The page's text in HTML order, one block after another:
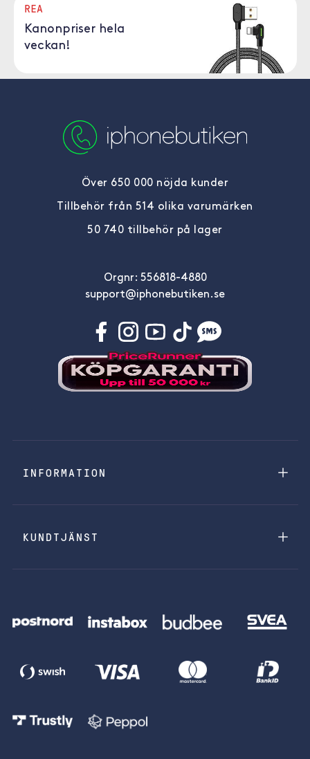
REA
Kanonpriser hela
veckan!
Över 650 000 nöjda kunder
Tillbehör från 514 olika varumärken
50 740 tillbehör på lager
Orgnr: 556818-4880
support@iphonebutiken.se
INFORMATION
KUNDTJÄNST